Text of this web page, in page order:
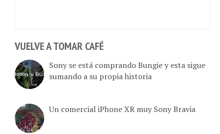
VUELVE A TOMAR CAFÉ
Sony se está comprando Bungie y esta sigue
sumando a su propia historia
Un comercial iPhone XR muy Sony Bravia